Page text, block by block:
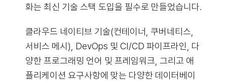
화는 최신 기술 스택 도입을 필수로 만들었습니다.
클라우드 네이티브 기술(컨테이너, 쿠버네티스,
서비스 메시), DevOps 및 CI/CD 파이프라인, 다
양한 프로그래밍 언어 및 프레임워크, 그리고 애
플리케이션 요구사항에 맞는 다양한 데이터베이